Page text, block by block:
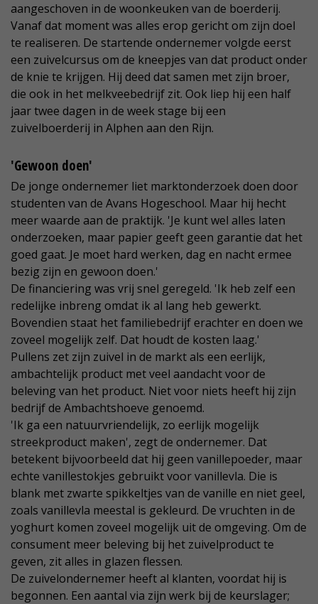
aangeschoven in de woonkeuken van de boerderij.
Vanaf dat moment was alles erop gericht om zijn doel
te realiseren. De startende ondernemer volgde eerst
een zuivelcursus om de kneepjes van dat product onder
de knie te krijgen. Hij deed dat samen met zijn broer,
die ook in het melkveebedrijf zit. Ook liep hij een half
jaar twee dagen in de week stage bij een
zuivelboerderij in Alphen aan den Rijn.
'Gewoon doen'
De jonge ondernemer liet marktonderzoek doen door
studenten van de Avans Hogeschool. Maar hij hecht
meer waarde aan de praktijk. 'Je kunt wel alles laten
onderzoeken, maar papier geeft geen garantie dat het
goed gaat. Je moet hard werken, dag en nacht ermee
bezig zijn en gewoon doen.'
De financiering was vrij snel geregeld. 'Ik heb zelf een
redelijke inbreng omdat ik al lang heb gewerkt.
Bovendien staat het familiebedrijf erachter en doen we
zoveel mogelijk zelf. Dat houdt de kosten laag.'
Pullens zet zijn zuivel in de markt als een eerlijk,
ambachtelijk product met veel aandacht voor de
beleving van het product. Niet voor niets heeft hij zijn
bedrijf de Ambachtshoeve genoemd.
'Ik ga een natuurvriendelijk, zo eerlijk mogelijk
streekproduct maken', zegt de ondernemer. Dat
betekent bijvoorbeeld dat hij geen vanillepoeder, maar
echte vanillestokjes gebruikt voor vanillevla. Die is
blank met zwarte spikkeltjes van de vanille en niet geel,
zoals vanillevla meestal is gekleurd. De vruchten in de
yoghurt komen zoveel mogelijk uit de omgeving. Om de
consument meer beleving bij het zuivelproduct te
geven, zit alles in glazen flessen.
De zuivelondernemer heeft al klanten, voordat hij is
begonnen. Een aantal via zijn werk bij de keurslager;